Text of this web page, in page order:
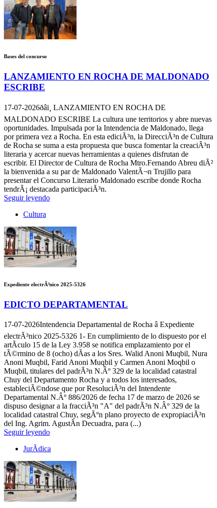
Bases del concurso
LANZAMIENTO EN ROCHA DE MALDONADO
ESCRIBE
17-07-2026ðâï¸ LANZAMIENTO EN ROCHA DE
MALDONADO ESCRIBE La cultura une territorios y abre nuevas
oportunidades. Impulsada por la Intendencia de Maldonado, llega
por primera vez a Rocha. En esta ediciÃ³n, la DirecciÃ³n de Cultura
de Rocha se suma a esta propuesta que busca fomentar la creaciÃ³n
literaria y acercar nuevas herramientas a quienes disfrutan de
escribir. El Director de Cultura de Rocha Mtro.Fernando Abreu diÃ²
la bienvenida a su par de Maldonado ValentÃ¬n Trujillo para
presentar el Concurso Literario Maldonado escribe donde Rocha
tendrÃ¡ destacada participaciÃ³n.
Seguir leyendo
Cultura
Expediente electrÃ³nico 2025-5326
EDICTO DEPARTAMENTAL
17-07-2026Intendencia Departamental de Rocha â Expediente
electrÃ³nico 2025-5326 1- En cumplimiento de lo dispuesto por el
artÃ­culo 15 de la Ley 3.958 se notifica emplazamiento por el
tÃ©rmino de 8 (ocho) dÃ­as a los Sres. Walid Anoni Muqbil, Nura
Anoni Muqbil, Farid Anoni Muqbil y Carmen Anoni Moqbil o
Muqbil, titulares del padrÃ³n N.Âº 329 de la localidad catastral
Chuy del Departamento Rocha y a todos los interesados,
estableciÃ©ndose que por ResoluciÃ³n del Intendente
Departamental N.Âº 886/2026 de fecha 17 de marzo de 2026 se
dispuso designar a la fracciÃ³n "A" del padrÃ³n N.Âº 329 de la
localidad catastral Chuy, segÃºn plano proyecto de expropiaciÃ³n
del Ing. Agrim. AgustÃ­n Decuadra, para (...)
Seguir leyendo
JurÃ­dica